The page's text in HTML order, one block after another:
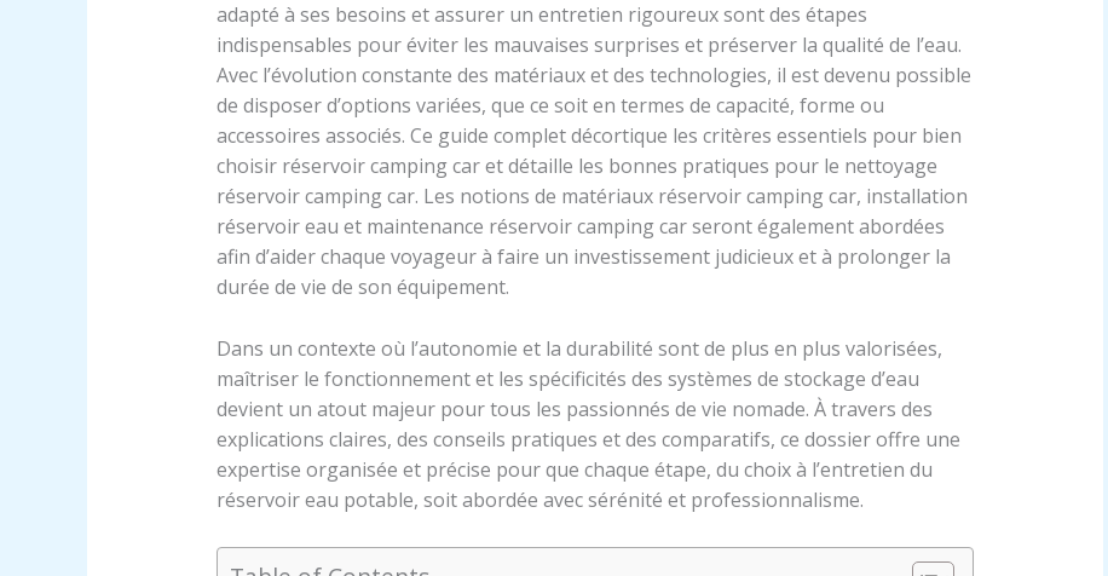
adapté à ses besoins et assurer un entretien rigoureux sont des étapes
indispensables pour éviter les mauvaises surprises et préserver la qualité de l’eau.
Avec l’évolution constante des matériaux et des technologies, il est devenu possible
de disposer d’options variées, que ce soit en termes de capacité, forme ou
accessoires associés. Ce guide complet décortique les critères essentiels pour bien
choisir réservoir camping car et détaille les bonnes pratiques pour le nettoyage
réservoir camping car. Les notions de matériaux réservoir camping car, installation
réservoir eau et maintenance réservoir camping car seront également abordées
afin d’aider chaque voyageur à faire un investissement judicieux et à prolonger la
durée de vie de son équipement.
Dans un contexte où l’autonomie et la durabilité sont de plus en plus valorisées,
maîtriser le fonctionnement et les spécificités des systèmes de stockage d’eau
devient un atout majeur pour tous les passionnés de vie nomade. À travers des
explications claires, des conseils pratiques et des comparatifs, ce dossier offre une
expertise organisée et précise pour que chaque étape, du choix à l’entretien du
réservoir eau potable, soit abordée avec sérénité et professionnalisme.